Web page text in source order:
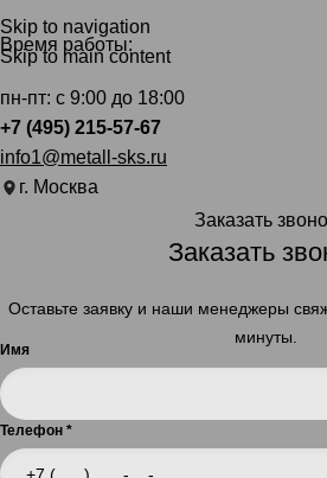
Skip to navigation
Skip to main content
Время работы:
пн-пт: с 9:00 до 18:00
+7 (495) 215-57-67
info1@metall-sks.ru
г. Москва
Заказать
Заказать
Оставьте заявку и наши менеджеры
минуты.
Имя
Телефон *